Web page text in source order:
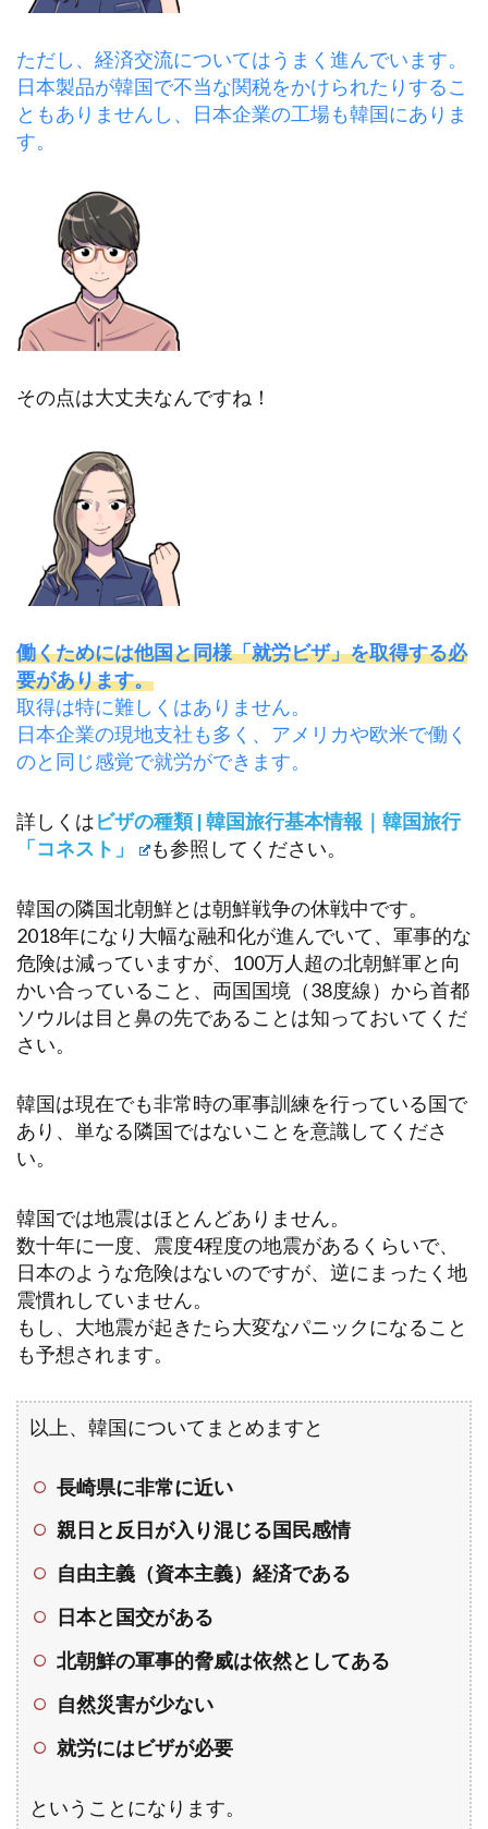
ただし、経済交流についてはうまく進んでいます。
日本製品が韓国で不当な関税をかけられたりするこ
ともありませんし、日本企業の工場も韓国にありま
す。
その点は大丈夫なんですね！
働くためには他国と同様「就労ビザ」を取得する必
要があります。
取得は特に難しくはありません。
日本企業の現地支社も多く、アメリカや欧米で働く
のと同じ感覚で就労ができます。
詳しくはビザの種類 | 韓国旅行基本情報｜韓国旅行
「コネスト」
も参照してください。
韓国の隣国北朝鮮とは朝鮮戦争の休戦中です。
2018年になり大幅な融和化が進んでいて、軍事的な
危険は減っていますが、100万人超の北朝鮮軍と向
かい合っていること、両国国境（38度線）から首都
ソウルは目と鼻の先であることは知っておいてくだ
さい。
韓国は現在でも非常時の軍事訓練を行っている国で
あり、単なる隣国ではないことを意識してくださ
い。
韓国では地震はほとんどありません。
数十年に一度、震度4程度の地震があるくらいで、
日本のような危険はないのですが、逆にまったく地
震慣れしていません。
もし、大地震が起きたら大変なパニックになること
も予想されます。
以上、韓国についてまとめますと
長崎県に非常に近い
親日と反日が入り混じる国民感情
自由主義（資本主義）経済である
日本と国交がある
北朝鮮の軍事的脅威は依然としてある
自然災害が少ない
就労にはビザが必要
ということになります。